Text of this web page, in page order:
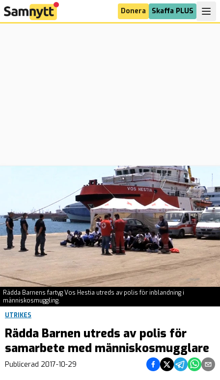
Donera Skaffa PLUS
Rädda Barnens fartyg Vos Hestia utreds av polis för inblandning i
människosmuggling.
UTRIKES
Rädda Barnen utreds av polis för
samarbete med människosmugglare
Publicerad 2017-10-29 Dela på Facebook
Dela på Twitter
Dela påDela på
Dela